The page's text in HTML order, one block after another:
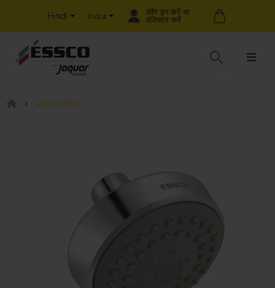
Hindi India
लॉग इन करें या
रजिस्टर करें
ओवरहेड शॉवर